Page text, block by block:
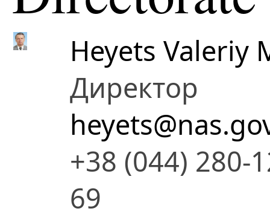
Heyets Valeriy
Директор
+38 (044) 280-
69